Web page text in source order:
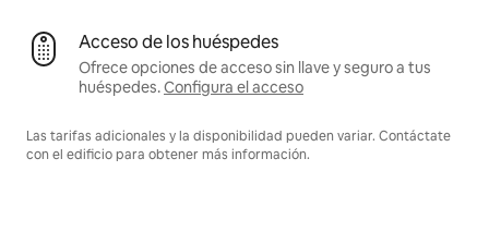
Acceso de los huéspedes
Ofrece opciones de acceso sin llave y seguro a tus
huéspedes.Configura el acceso
Las tarifas adicionales y la disponibilidad pueden variar. Contáctate
con el edificio para obtener más información.